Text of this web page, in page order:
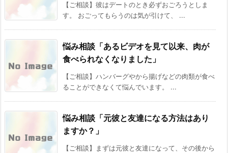
【ご相談】彼はデートのとき必ずおごろうとしま
す。 おごってもらうのは気が引けて、 ...
悩み相談「あるビデオを見て以来、肉が
食べられなくなりました」
【ご相談】ハンバーグやから揚げなどの肉類が食べ
ることができなくて悩んでいます。 ...
悩み相談「元彼と友達になる方法はあり
ますか？」
【ご相談】まずは元彼と友達になって、その後から